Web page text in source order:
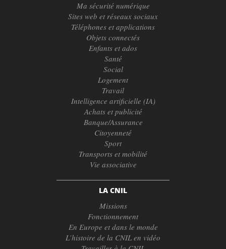
Ma sécurité numérique
Sites web et réseaux sociaux
Téléphones et applications
Objets connectés
Enfants et ados
Santé
Social
Logement
Travail
Intelligence artificielle (IA)
Achats et publicité
Banque/Assurance
Citoyenneté
Sport
Transports et mobilité
Vie associative
LA CNIL
Missions
Fonctionnement
En Europe et dans le monde
L’histoire de la CNIL en vidéo